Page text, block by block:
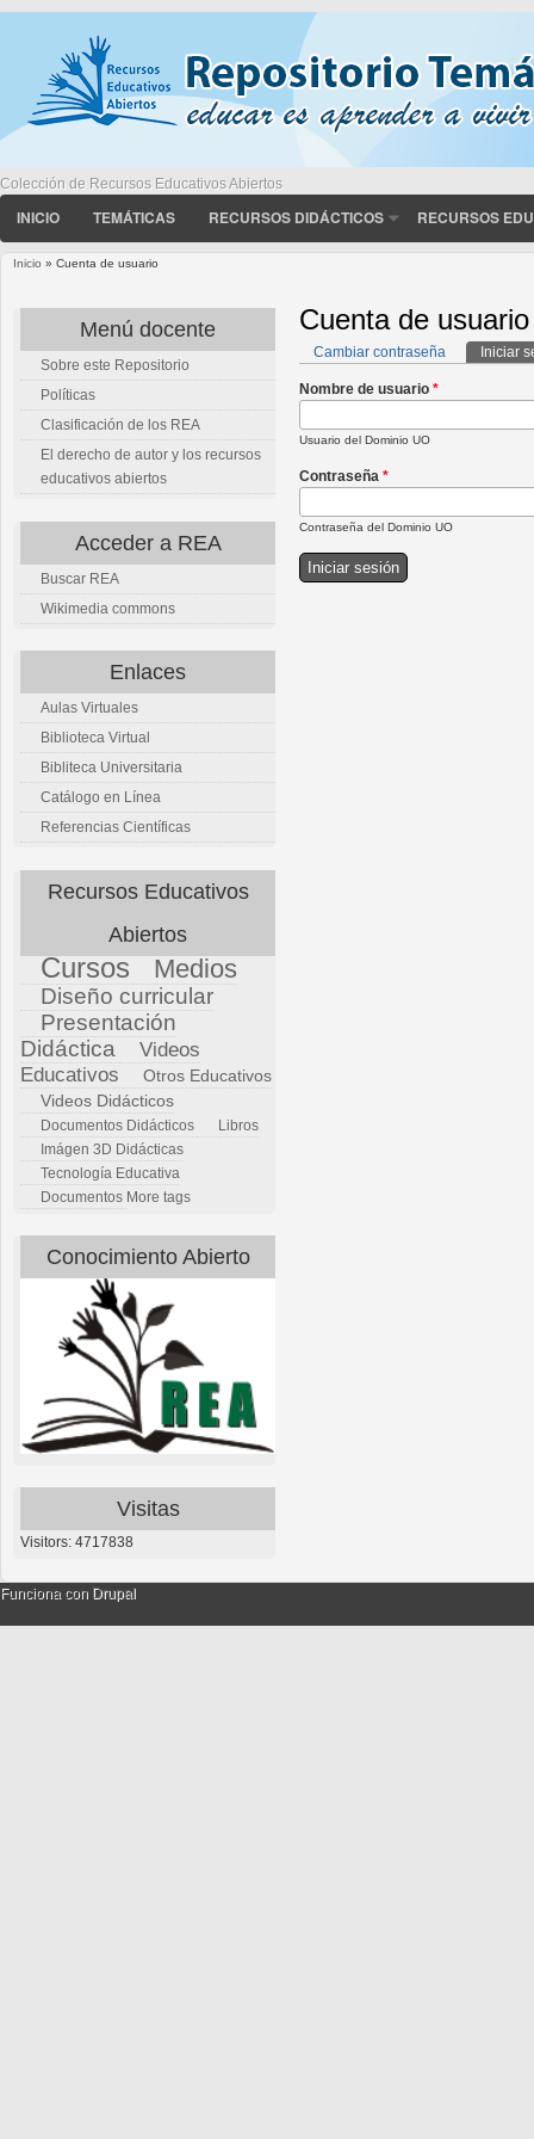
Colección de Recursos Educativos Abiertos
INICIO TEMÁTICAS RECURSOS DIDÁCTICOS RECURSOS
Inicio » Cuenta de usuario
Cuenta de usuario
Solapas principales
Cambiar contraseña Iniciar
Nombre de usuario *
Usuario del Dominio UO
Contraseña *
Contraseña del Dominio UO
Menú docente
Sobre este Repositorio
Políticas
Clasificación de los REA
El derecho de autor y los recursos
educativos abiertos
Acceder a REA
Buscar REA
Wikimedia commons
Enlaces
Aulas Virtuales
Biblioteca Virtual
Bibliteca Universitaria
Catálogo en Línea
Referencias Científicas
Recursos Educativos
Abiertos
Cursos Medios
Diseño curricular
Presentación
Didáctica
Videos
Educativos
Otros Educativos
Videos Didácticos
Documentos Didácticos
Libros
Imágen 3D Didácticas
Tecnología Educativa
Documentos More tags
Conocimiento Abierto
Visitas
Visitors: 4717838
Funciona con Drupal